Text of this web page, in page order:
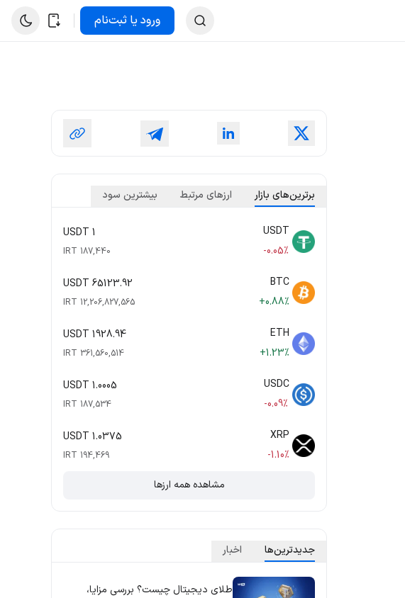
ورود یا ثبت‌نام
برترین‌های بازار ارزهای مرتبط بیشترین سود
USDT
-0.05%
1 USDT
187,440 IRT
BTC
+0.88%
65123.92 USDT
12,206,827,565 IRT
ETH
+1.23%
1928.94 USDT
361,560,514 IRT
USDC
-0.09%
1.0005 USDT
187,534 IRT
XRP
-1.10%
1.0375 USDT
194,469 IRT
مشاهده همه ارزها
جدید‌ترین‌ها اخبار
طلای دیجیتال چیست؟ بررسی مزایا،